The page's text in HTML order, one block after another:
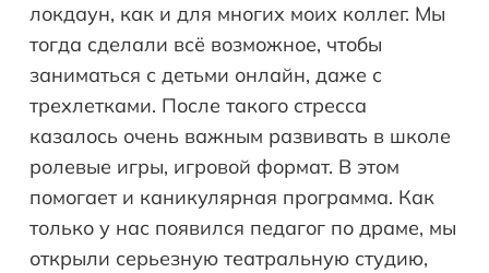
локдаун, как и для многих моих коллег. Мы
тогда сделали всё возможное, чтобы
заниматься с детьми онлайн, даже с
трехлетками. После такого стресса
казалось очень важным развивать в школе
ролевые игры, игровой формат. В этом
помогает и каникулярная программа. Как
только у нас появился педагог по драме, мы
открыли серьезную театральную студию,